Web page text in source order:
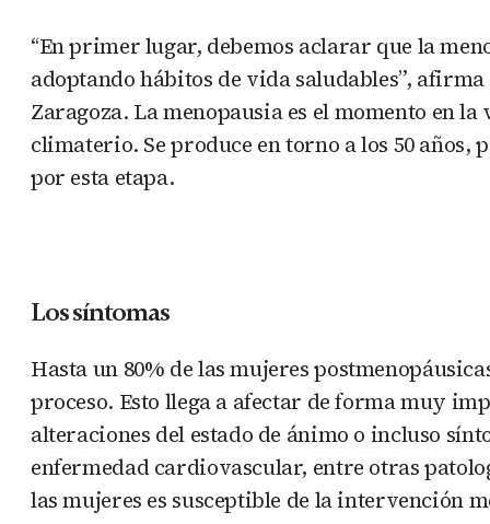
“En primer lugar, debemos aclarar que la
adoptando hábitos de vida saludables”,
Zaragoza. La menopausia es el momento en
climaterio. Se produce en torno a los 50 años,
por esta etapa.
Los síntomas
Hasta un 80% de las mujeres
proceso. Esto llega a afectar de forma muy
alteraciones del estado de ánimo o incluso
enfermedad cardiovascular, entre otras
las mujeres es susceptible de la intervención